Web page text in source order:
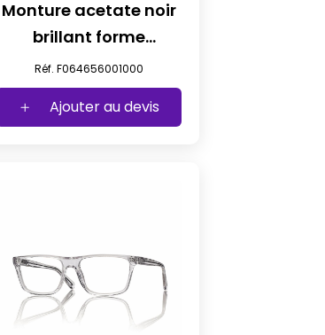
Monture acetate noir
brillant forme
iconique t56
Réf. F064656001000
Ajouter au devis